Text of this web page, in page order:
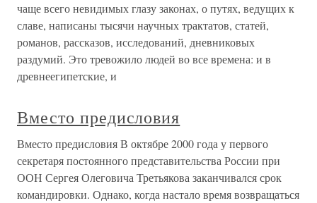
чаще всего невидимых глазу законах, о путях, ведущих к
славе, написаны тысячи научных трактатов, статей,
романов, рассказов, исследований, дневниковых
раздумий. Это тревожило людей во все времена: и в
древнеегипетские, и
Вместо предисловия
Вместо предисловия В октябре 2000 года у первого
секретаря постоянного представительства России при
ООН Сергея Олеговича Третьякова заканчивался срок
командировки. Однако, когда настало время возвращаться